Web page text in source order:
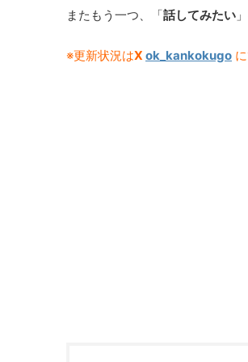
またもう一つ、「話してみたい
※更新状況はX ok_kankokugo